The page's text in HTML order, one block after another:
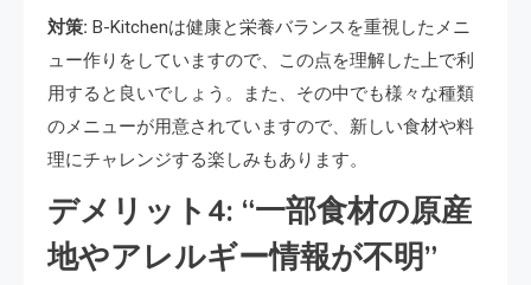
対策: B-Kitchenは健康と栄養バランスを重視したメニ
ュー作りをしていますので、この点を理解した上で利
用すると良いでしょう。また、その中でも様々な種類
のメニューが用意されていますので、新しい食材や料
理にチャレンジする楽しみもあります。
デメリット4: “一部食材の原産
地やアレルギー情報が不明”